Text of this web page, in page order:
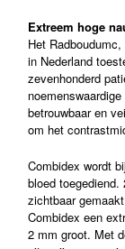
Extreem hoge
Het
in Nederland
zevenhonderd
betrouwbaar en
om het
Combidex wordt
bloed
zichtbaar
Combidex een
2 mm groot. Met